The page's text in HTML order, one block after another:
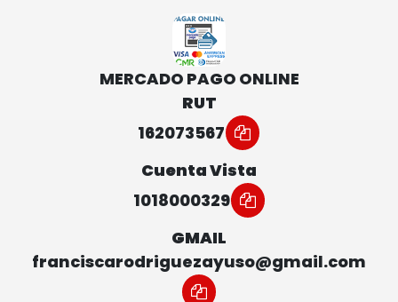
MERCADO PAGO ONLINE
RUT
162073567
Cuenta Vista
1018000329
GMAIL
franciscarodriguezayuso@gmail.com